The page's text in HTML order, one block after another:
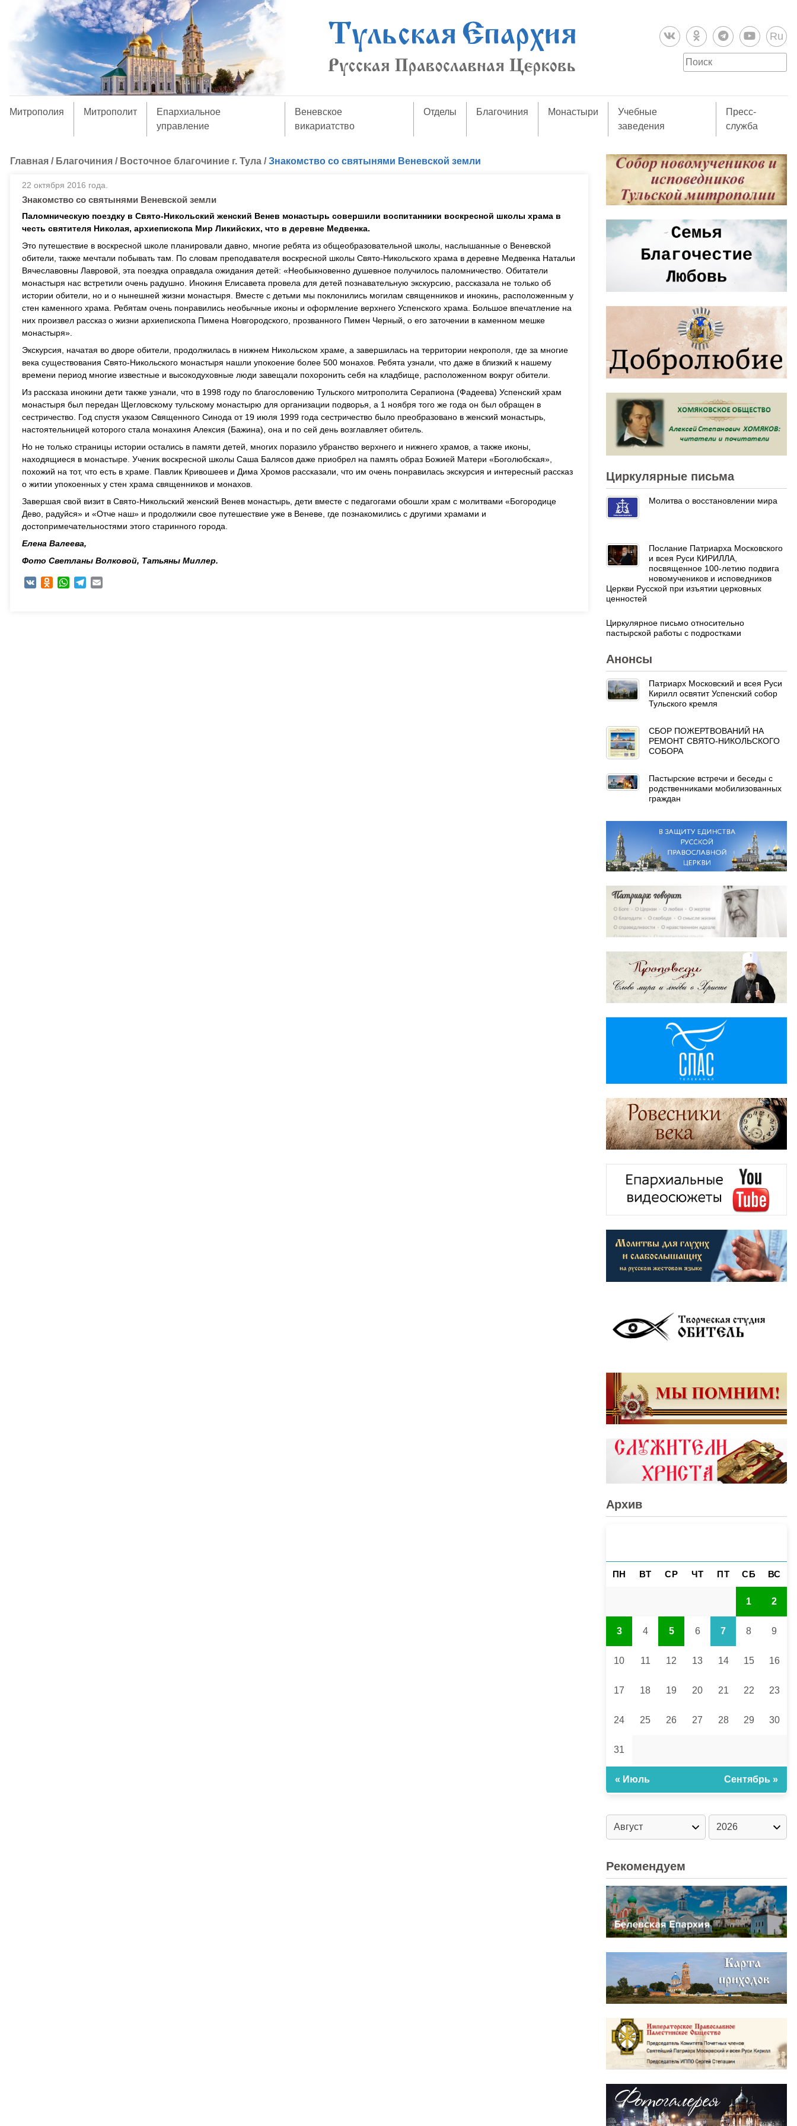
Ru
Митрополия Митрополит
Епархиальное
управление
Веневское
викариатство
Отделы Благочиния Монастыри
Учебные
заведения
Пресс-
служба
Главная / Благочиния / Восточное благочиние г. Тула /Знакомство со святынями Веневской земли
22 октября 2016 года.
Знакомство со святынями Веневской земли
Паломническую поездку в Свято-Никольский женский Венев монастырь совершили воспитанники воскресной школы храма в
честь святителя Николая, архиепископа Мир Ликийских, что в деревне Медвенка.
Это путешествие в воскресной школе планировали давно, многие ребята из общеобразовательной школы, наслышанные о Веневской
обители, также мечтали побывать там. По словам преподавателя воскресной школы Свято-Никольского храма в деревне Медвенка Натальи
Вячеславовны Лавровой, эта поездка оправдала ожидания детей: «Необыкновенно душевное получилось паломничество. Обитатели
монастыря нас встретили очень радушно. Инокиня Елисавета провела для детей познавательную экскурсию, рассказала не только об
истории обители, но и о нынешней жизни монастыря. Вместе с детьми мы поклонились могилам священников и инокинь, расположенным у
стен каменного храма. Ребятам очень понравились необычные иконы и оформление верхнего Успенского храма. Большое впечатление на
них произвел рассказ о жизни архиепископа Пимена Новгородского, прозванного Пимен Черный, о его заточении в каменном мешке
монастыря».
Экскурсия, начатая во дворе обители, продолжилась в нижнем Никольском храме, а завершилась на территории некрополя, где за многие
века существования Свято-Никольского монастыря нашли упокоение более 500 монахов. Ребята узнали, что даже в близкий к нашему
времени период многие известные и высокодуховные люди завещали похоронить себя на кладбище, расположенном вокруг обители.
Из рассказа инокини дети также узнали, что в 1998 году по благословению Тульского митрополита Серапиона (Фадеева) Успенский храм
монастыря был передан Щегловскому тульскому монастырю для организации подворья, а 1 ноября того же года он был обращен в
сестричество. Год спустя указом Священного Синода от 19 июля 1999 года сестричество было преобразовано в женский монастырь,
настоятельницей которого стала монахиня Алексия (Бажина), она и по сей день возглавляет обитель.
Но не только страницы истории остались в памяти детей, многих поразило убранство верхнего и нижнего храмов, а также иконы,
находящиеся в монастыре. Ученик воскресной школы Саша Балясов даже приобрел на память образ Божией Матери «Боголюбская»,
похожий на тот, что есть в храме. Павлик Кривошеев и Дима Хромов рассказали, что им очень понравилась экскурсия и интересный рассказ
о житии упокоенных у стен храма священников и монахов.
Завершая свой визит в Свято-Никольский женский Венев монастырь, дети вместе с педагогами обошли храм с молитвами «Богородице
Дево, радуйся» и «Отче наш» и продолжили свое путешествие уже в Веневе, где познакомились с другими храмами и
достопримечательностями этого старинного города.
Елена Валеева,
Фото Светланы Волковой, Татьяны Миллер.
VK Odnoklassniki
WhatsAppTelegram
Циркулярные письма
Молитва о восстановлении мира
Послание Патриарха Московского
и всея Руси КИРИЛЛА,
посвященное 100-летию подвига
новомучеников и исповедников
Церкви Русской при изъятии церковных
ценностей
Циркулярное письмо относительно
пастырской работы с подростками
Анонсы
Патриарх Московский и всея Руси
Кирилл освятит Успенский собор
Тульского кремля
СБОР ПОЖЕРТВОВАНИЙ НА
РЕМОНТ СВЯТО-НИКОЛЬСКОГО
СОБОРА
Пастырские встречи и беседы с
родственниками мобилизованных
граждан
Архив
ПН ВТ СР ЧТ ПТ СБ ВС
1 2
3 4 5 6 7 8 9
10 11 12 13 14 15 16
17 18 19 20 21 22 23
24 25 26 27 28 29 30
31
« Июль Сентябрь »
Рекомендуем